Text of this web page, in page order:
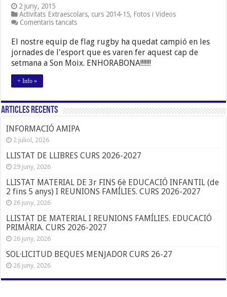
2 juny, 2015
Activitats Extraescolars, curs 2014-15, Fotos i Videos
Comentaris tancatsa
de
flag
rugby
campió
l’esport
El nostre equip de flag rugby ha quedat campió en les
jornades de l'esport que es varen fer aquest cap de
setmana a Son Moix. ENHORABONA!!!!!!!
+ Info »
Articles Recents
INFORMACIÓ AMIPA
2 juliol, 2026
LLISTAT DE LLIBRES CURS 2026-2027
29 juny, 2026
LLISTAT MATERIAL DE 3r FINS 6è EDUCACIÓ INFANTIL (de
2 fins 5 anys) I REUNIONS FAMÍLIES. CURS 2026-2027
26 juny, 2026
LLISTAT DE MATERIAL I REUNIONS FAMÍLIES. EDUCACIÓ
PRIMÀRIA. CURS 2026-2027
26 juny, 2026
SOL·LICITUD BEQUES MENJADOR CURS 26-27
26 juny, 2026